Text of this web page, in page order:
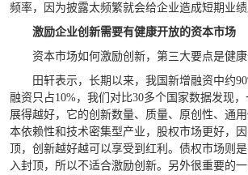
频率，因为披露太频繁就会给企业造成短期业绩
激励企业创新需要有健康开放的资本市场
资本市场如何激励创新，第三大要点是健康
田轩表示，长期以来，我国新增融资中约
融资只占10%，我们对比30多个国家数据发现
展得越好，它的创新数量、质量、原创性、通
本依赖性和技术密集型产业，股权市场更好，
顶，创新越好越可以享受到红利。债权市场则
入封顶，所以不适合激励创新。另外很重要的